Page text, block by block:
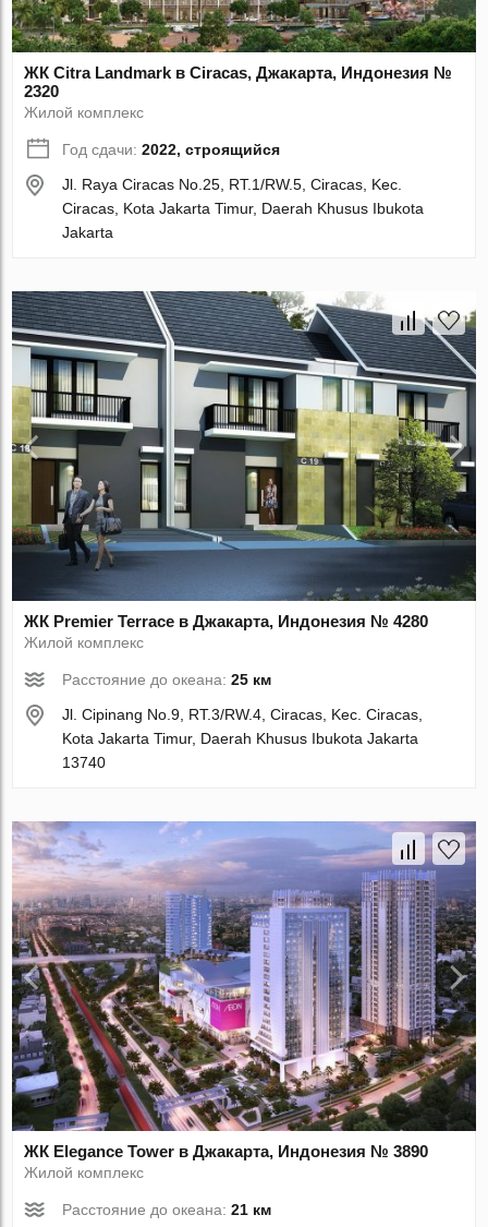
ЖК Citra Landmark в Ciracas, Джакарта, Индонезия №
2320
Жилой комплекс
Год сдачи:2022, строящийся
Jl. Raya Ciracas No.25, RT.1/RW.5, Ciracas, Kec.
Ciracas, Kota Jakarta Timur, Daerah Khusus Ibukota
Jakarta
ЖК Premier Terrace в Джакарта, Индонезия № 4280
Жилой комплекс
Расстояние до океана:25 км
Jl. Cipinang No.9, RT.3/RW.4, Ciracas, Kec. Ciracas,
Kota Jakarta Timur, Daerah Khusus Ibukota Jakarta
13740
ЖК Elegance Tower в Джакарта, Индонезия № 3890
Жилой комплекс
Расстояние до океана:21 км